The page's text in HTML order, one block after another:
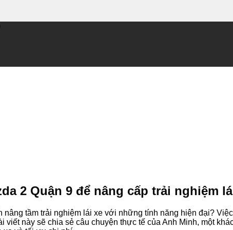
2 Quận 9 để nâng cấp trải nghiệm
tầm trải nghiệm lái xe với những tính năng hiện đại? Việc
này sẽ chia sẻ câu chuyện thực tế của Anh Minh, một